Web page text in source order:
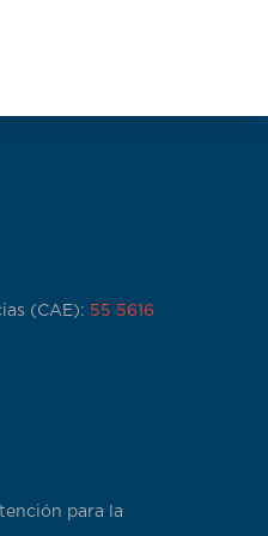
(CAE): 55 5616
para la